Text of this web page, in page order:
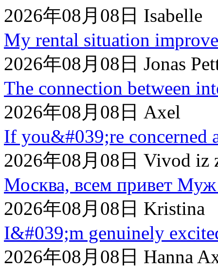
2026年08月08日 Isabelle
My rental situation
2026年08月08日 Jonas
The connection between
2026年08月08日 Axel
If you&#039;re concerned
2026年08月08日 Vivod iz
Москва, всем привет Муж
2026年08月08日 Kristina
I&#039;m genuinely
2026年08月08日 Hanna